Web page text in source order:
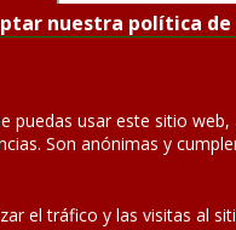
nuestra política de
puedas usar este sitio web,
Son anónimas y
el tráfico y las visitas al